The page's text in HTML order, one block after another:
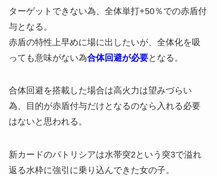
ターゲットできない為、全体単打+50％での赤盾付
与となる。
赤盾の特性上早めに場に出したいが、全体化を吸
っても意味がない為合体回避が必要となる。
合体回避を搭載した場合は高火力は望みづらい
為、目的が赤盾付与だけとなるのなら入れる必要
はないと思われる。
新カードのパトリシアは水帯突2という突3で溢れ
返る水枠に強引に乗り込んできた女の子。